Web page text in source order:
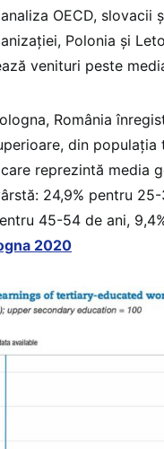
OECD, slovacii
Polonia și
venituri peste
România
din populația
reprezintă media
24,9% pentru
45-54 de ani,
2020